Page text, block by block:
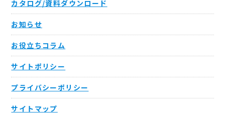
カタログ/資料ダウンロード
お知らせ
お役立ちコラム
サイトポリシー
プライバシーポリシー
サイトマップ